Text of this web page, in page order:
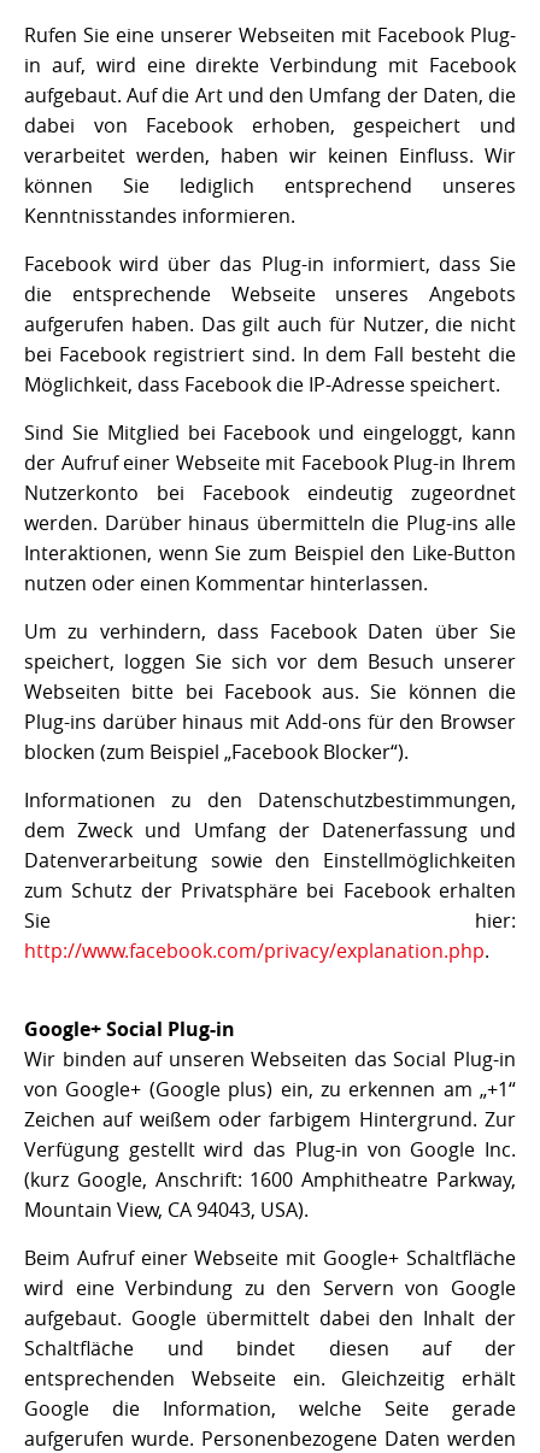
Rufen Sie eine unserer Webseiten mit Facebook Plug-
in auf, wird eine direkte Verbindung mit Facebook
aufgebaut. Auf die Art und den Umfang der Daten, die
dabei von Facebook erhoben, gespeichert und
verarbeitet werden, haben wir keinen Einfluss. Wir
können Sie lediglich entsprechend unseres
Kenntnisstandes informieren.
Facebook wird über das Plug-in informiert, dass Sie
die entsprechende Webseite unseres Angebots
aufgerufen haben. Das gilt auch für Nutzer, die nicht
bei Facebook registriert sind. In dem Fall besteht die
Möglichkeit, dass Facebook die IP-Adresse speichert.
Sind Sie Mitglied bei Facebook und eingeloggt, kann
der Aufruf einer Webseite mit Facebook Plug-in Ihrem
Nutzerkonto bei Facebook eindeutig zugeordnet
werden. Darüber hinaus übermitteln die Plug-ins alle
Interaktionen, wenn Sie zum Beispiel den Like-Button
nutzen oder einen Kommentar hinterlassen.
Um zu verhindern, dass Facebook Daten über Sie
speichert, loggen Sie sich vor dem Besuch unserer
Webseiten bitte bei Facebook aus. Sie können die
Plug-ins darüber hinaus mit Add-ons für den Browser
blocken (zum Beispiel „Facebook Blocker“).
Informationen zu den Datenschutzbestimmungen,
dem Zweck und Umfang der Datenerfassung und
Datenverarbeitung sowie den Einstellmöglichkeiten
zum Schutz der Privatsphäre bei Facebook erhalten
Sie hier:
http://www.facebook.com/privacy/explanation.php.
Google+ Social Plug-in
Wir binden auf unseren Webseiten das Social Plug-in
von Google+ (Google plus) ein, zu erkennen am „+1“
Zeichen auf weißem oder farbigem Hintergrund. Zur
Verfügung gestellt wird das Plug-in von Google Inc.
(kurz Google, Anschrift: 1600 Amphitheatre Parkway,
Mountain View, CA 94043, USA).
Beim Aufruf einer Webseite mit Google+ Schaltfläche
wird eine Verbindung zu den Servern von Google
aufgebaut. Google übermittelt dabei den Inhalt der
Schaltfläche und bindet diesen auf der
entsprechenden Webseite ein. Gleichzeitig erhält
Google die Information, welche Seite gerade
aufgerufen wurde. Personenbezogene Daten werden